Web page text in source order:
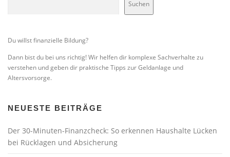
Suchen
Du willst finanzielle Bildung?
Dann bist du bei uns richtig! Wir helfen dir komplexe Sachverhalte zu
verstehen und geben dir praktische Tipps zur Geldanlage und
Altersvorsorge.
NEUESTE BEITRÄGE
Der 30-Minuten-Finanzcheck: So erkennen Haushalte Lücken
bei Rücklagen und Absicherung